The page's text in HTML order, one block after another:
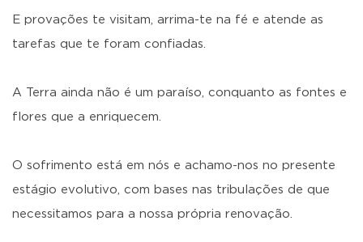
E provações te visitam, arrima-te na fé e atende as
tarefas que te foram confiadas.
A Terra ainda não é um paraíso, conquanto as fontes e
flores que a enriquecem.
O sofrimento está em nós e achamo-nos no presente
estágio evolutivo, com bases nas tribulações de que
necessitamos para a nossa própria renovação.